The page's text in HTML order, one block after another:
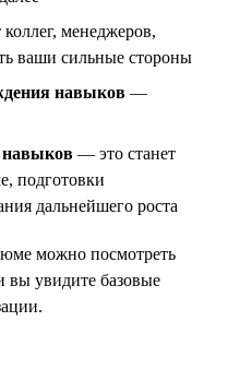
коллег, менеджеров,
ваши сильные стороны
навыков —
навыков — это станет
подготовки
дальнейшего роста
можно посмотреть
вы увидите базовые